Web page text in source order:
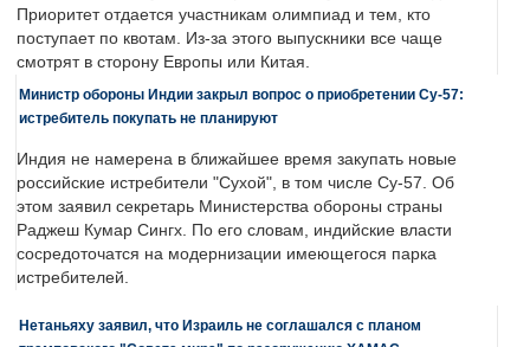
Приоритет отдается участникам олимпиад и тем, кто
поступает по квотам. Из-за этого выпускники все чаще
смотрят в сторону Европы или Китая.
Министр обороны Индии закрыл вопрос о приобретении Су-57:
истребитель покупать не планируют
Индия не намерена в ближайшее время закупать новые
российские истребители "Сухой", в том числе Су-57. Об
этом заявил секретарь Министерства обороны страны
Раджеш Кумар Сингх. По его словам, индийские власти
сосредоточатся на модернизации имеющегося парка
истребителей.
Нетаньяху заявил, что Израиль не соглашался с планом